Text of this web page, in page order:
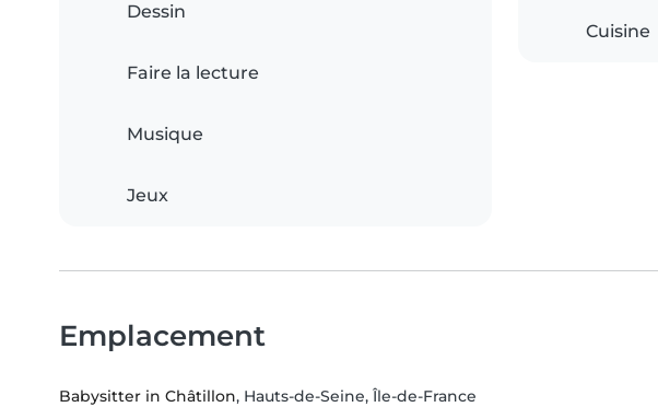
Dessin
Faire la lecture
Musique
Jeux
Cuisine
Emplacement
Babysitter in Châtillon, Hauts-de-Seine, Île-de-France